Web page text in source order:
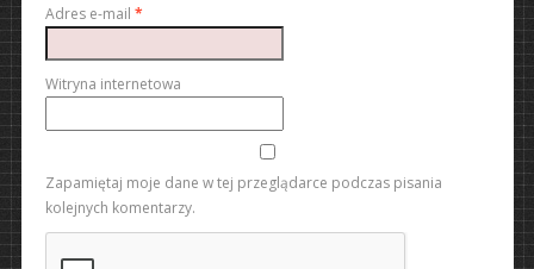
Adres e-mail *
Witryna internetowa
Zapamiętaj moje dane w tej przeglądarce podczas pisania
kolejnych komentarzy.